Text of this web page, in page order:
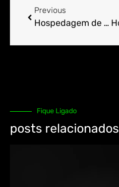
Previous
Hospedagem de Sites para Engenheiro em Alto da Vitória
Fique Ligado
posts relacionados